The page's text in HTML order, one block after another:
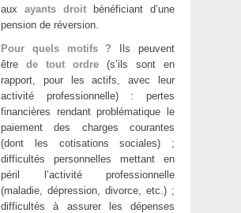
aux ayants droit bénéficiant d’une
pension de réversion.
Pour quels motifs ? Ils peuvent
être de tout ordre (s’ils sont en
rapport, pour les actifs, avec leur
activité professionnelle) : pertes
financières rendant problématique le
paiement des charges courantes
(dont les cotisations sociales) ;
difficultés personnelles mettant en
péril l’activité professionnelle
(maladie, dépression, divorce, etc.) ;
difficultés à assurer les dépenses